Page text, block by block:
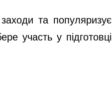
заходи та популяризує
участь у підготовці